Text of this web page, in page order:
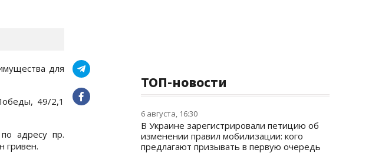
для
49/2,1
адресу пр.
гривен.
ТОП-новости
6 августа, 16:30
В Украине зарегистрировали петицию об
изменении правил мобилизации: кого
предлагают призывать в первую очередь